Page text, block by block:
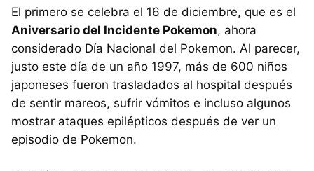
El primero se celebra el 16 de diciembre, que es el
Aniversario del Incidente Pokemon, ahora
considerado Día Nacional del Pokemon. Al parecer,
justo este día de un año 1997, más de 600 niños
japoneses fueron trasladados al hospital después
de sentir mareos, sufrir vómitos e incluso algunos
mostrar ataques epilépticos después de ver un
episodio de Pokemon.